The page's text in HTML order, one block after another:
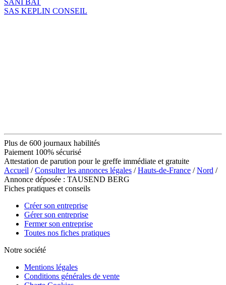
SAS KEPLIN CONSEIL
Plus de 600 journaux habilités
Paiement 100% sécurisé
Attestation de parution pour le greffe immédiate et gratuite
Accueil /Consulter les annonces légales /Hauts-de-France /Nord /
Annonce déposée : TAUSEND BERG
Fiches pratiques et conseils
Créer son entreprise
Gérer son entreprise
Fermer son entreprise
Toutes nos fiches pratiques
Notre société
Mentions légales
Conditions générales de vente